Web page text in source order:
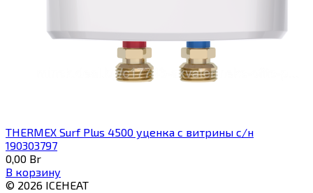
THERMEX Surf Plus 4500 уценка с витрины с/н
190303797
0,00 Br
В корзину
© 2026 ICEHEAT